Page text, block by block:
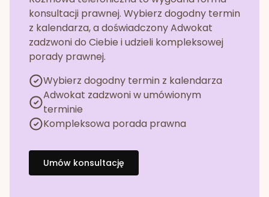
konsultacji prawnej. Wybierz dogodny termin
z kalendarza, a doświadczony Adwokat
zadzwoni do Ciebie i udzieli kompleksowej
porady prawnej.
Wybierz dogodny termin z kalendarza
Adwokat zadzwoni w umówionym
terminie
Kompleksowa porada prawna
Umów konsultację